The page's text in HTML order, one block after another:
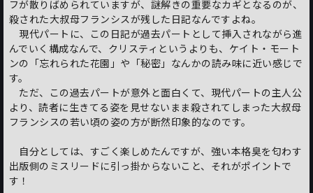
ミステリといえます。
ただし、1966年と約60年後の現在を行ったり来たりしますし、
当然、若かりしころの人物と老人となった現時点でも生存してい
る人物がいて、同じ人物で同じ名前ですので、それなりの読解力
は必要です。繰り返しになりますが、大人向けの作品は初めてと
いう作家ですし、これから先の作品が楽しみです。
フが散りばめられていますが、謎解きの重要なカギとなるのが、
殺された大叔母フランシスが残した日記なんですよね。
現代パートに、この日記が過去パートとして挿入されながら進
んでいく構成なんで、クリスティというよりも、ケイト・モート
ンの「忘れられた花園」や「秘密」なんかの読み味に近い感じで
す。
ただ、この過去パートが意外と面白くて、現代パートの主人公
より、読者に生きてる姿を見せないまま殺されてしまった大叔母
フランシスの若い頃の姿の方が断然印象的なのです。
自分としては、すごく楽しめたんですが、強い本格臭を匂わす
出版側のミスリードに引っ掛からないこと、それがポイントで
す！